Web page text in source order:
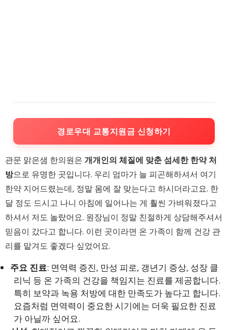
경로우대 교통지원금 신청하기
관문 맑은샘 한의원은 개개인의 체질에 맞춘 섬세한 한약 처
방으로 유명한 곳입니다. 우리 엄마가 늘 피곤해하셔서 여기
한약 지어드렸는데, 정말 몸에 잘 맞는다고 하시더라고요. 한
달 정도 드시고 나니 아침에 일어나는 게 훨씬 가벼워졌다고
하셔서 저도 놀랐어요. 원장님이 정말 친절하게 상담해주셔서
믿음이 갔다고 합니다. 이런 곳이라면 온 가족이 함께 건강 관
리를 맡겨도 좋겠다 싶었어요.
주요 진료: 면역력 증진, 만성 피로, 갱년기 증상, 성장 클
리닉 등 온 가족의 건강을 책임지는 진료를 제공합니다.
특히 보약과 녹용 처방에 대한 만족도가 높다고 합니다.
요즘처럼 면역력이 중요한 시기에는 더욱 필요한 진료
가 아닐까 싶어요.